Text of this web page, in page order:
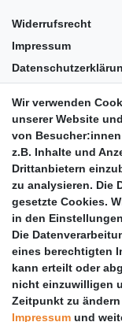
Widerrufsrecht
Impressum
Barrierefreiheit
Anleitungen
Vertrag widerrufen
PARTNER
DHL
GLS
PaketPLUS
Wir verwenden
unserer Website
von
z.B. Inhalte und
Drittanbietern
zu analysieren. Die
gesetzte Cookies.
in den
Die
eines berechtigten
kann erteilt oder
nicht einzuwilligen
Zeitpunkt zu
Impressum und